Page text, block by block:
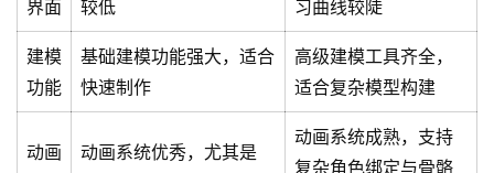
界面
较低
习曲线较陡
建模
功能
基础建模功能强大，适合
快速制作
高级建模工具齐全，
适合复杂模型构建
动画
动画系统优秀，尤其是
动画系统成熟，支持
复杂角色绑定与骨骼